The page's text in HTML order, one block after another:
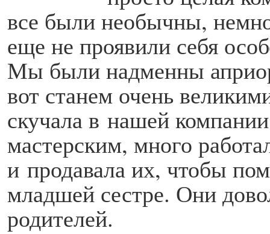
все были необычны,
еще не проявили себя
Мы были надменны
вот станем очень
скучала в нашей
мастерским, много
и продавала их, чтобы
младшей сестре. Они
родителей.